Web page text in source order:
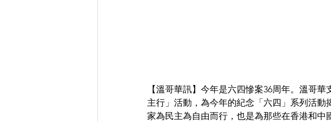
【溫哥華訊】今年是六四慘案36周年。溫哥
主行」活動，為今年的紀念「六四」系列活
家為民主為自由而行，也是為那些在香港和